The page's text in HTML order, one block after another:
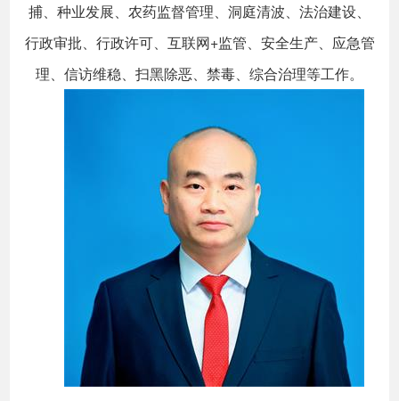
捕、种业发展、农药监督管理、洞庭清波、法治建设、
行政审批、行政许可、互联网+监管、安全生产、应急管
理、信访维稳、扫黑除恶、禁毒、综合治理等工作。